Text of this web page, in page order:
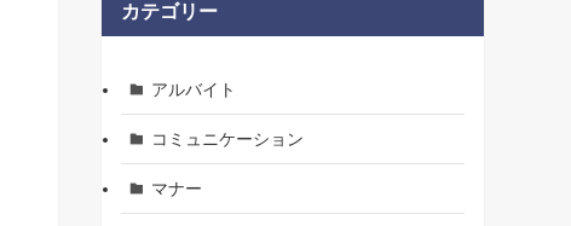
カテゴリー
アルバイト
コミュニケーション
マナー